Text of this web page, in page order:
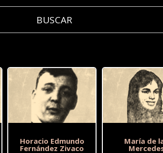
Horacio Edmundo
Fernández Zivaco
María de